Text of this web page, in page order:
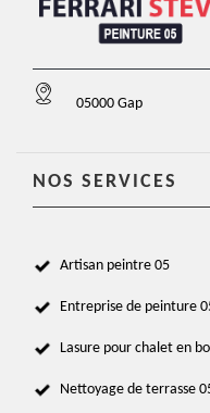
05000 Gap
NOS SERVICES
Artisan peintre 05
Entreprise de peinture
Lasure pour chalet en
Nettoyage de terrasse